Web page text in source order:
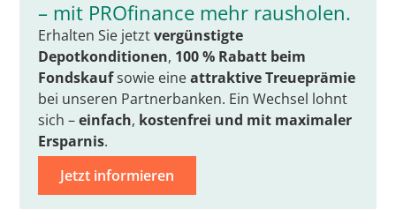
– mit PROfinance mehr rausholen.
Erhalten Sie jetztvergünstigte
Depotkonditionen, 100 % Rabatt beim
Fondskaufsowie eineattraktive Treueprämie
bei unseren Partnerbanken. Ein Wechsel lohnt
sich –einfach, kostenfrei und mit maximaler
Ersparnis.
Jetzt informieren